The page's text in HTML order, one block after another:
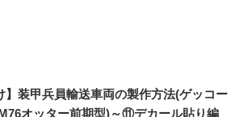
】装甲兵員輸送車両の製作方法(ゲッコー
オッター前期型)～⑪デカール貼り編